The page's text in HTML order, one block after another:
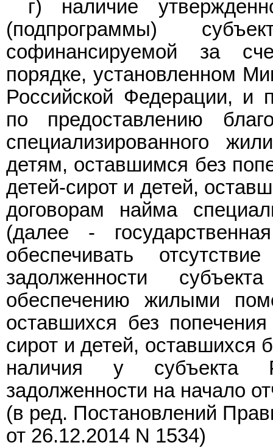
г) наличие
(подпрограммы)
софинансируемой за
порядке, установленном
Российской Федерации, и
по предоставлению
специализированного
детям, оставшимся без
детей-сирот и детей,
договорам найма
(далее -
обеспечивать
задолженности
обеспечению жилыми
оставшихся без
сирот и детей, оставшихся
наличия у субъекта
задолженности на начало
(в ред. Постановлений
от 26.12.2014 N 1534)